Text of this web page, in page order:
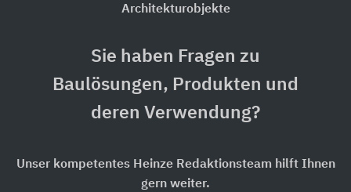
Architekturobjekte
Sie haben Fragen zu
Baulösungen, Produkten und
deren Verwendung?
Unser kompetentes Heinze Redaktionsteam hilft Ihnen
gern weiter.